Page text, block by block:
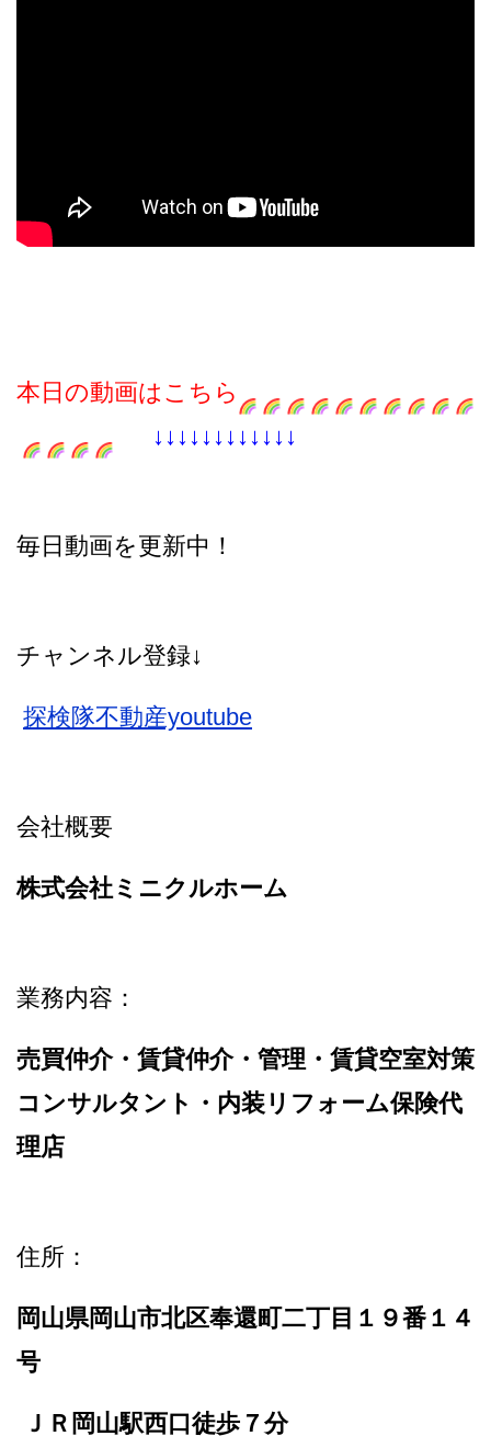
本日の動画はこちら
↓↓↓↓↓↓↓↓↓↓↓↓
毎日動画を更新中！
チャンネル登録↓
探検隊不動産youtube
会社概要
株式会社ミニクルホーム
業務内容：
売買仲介・賃貸仲介・管理・賃貸空室対策
コンサルタント・内装リフォーム保険代
理店
住所：
岡山県岡山市北区奉還町二丁目１９番１４
号
ＪＲ岡山駅西口徒歩７分